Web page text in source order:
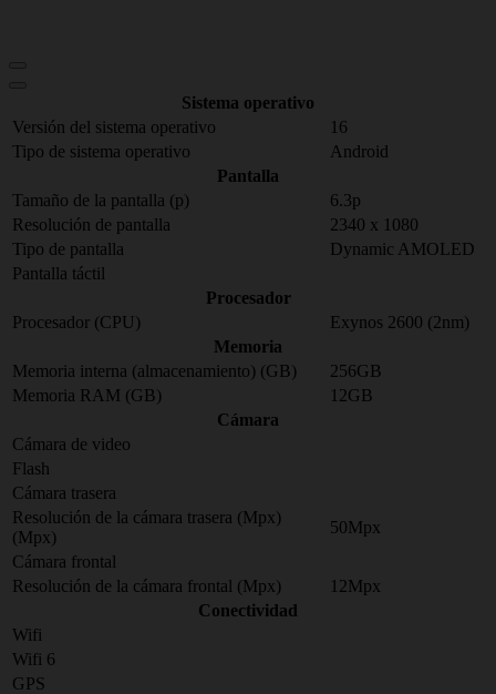
Sistema operativo
Versión del sistema operativo
16
Tipo de sistema operativo
Android
Pantalla
Tamaño de la pantalla (p)
6.3p
Resolución de pantalla
2340 x 1080
Tipo de pantalla
Dynamic AMOLED
Pantalla táctil
Procesador
Procesador (CPU)
Exynos 2600 (2nm)
Memoria
Memoria interna (almacenamiento) (GB)
256GB
Memoria RAM (GB)
12GB
Cámara
Cámara de video
Flash
Cámara trasera
Resolución de la cámara trasera (Mpx)
(Mpx)
50Mpx
Cámara frontal
Resolución de la cámara frontal (Mpx)
12Mpx
Conectividad
Wifi
Wifi 6
GPS